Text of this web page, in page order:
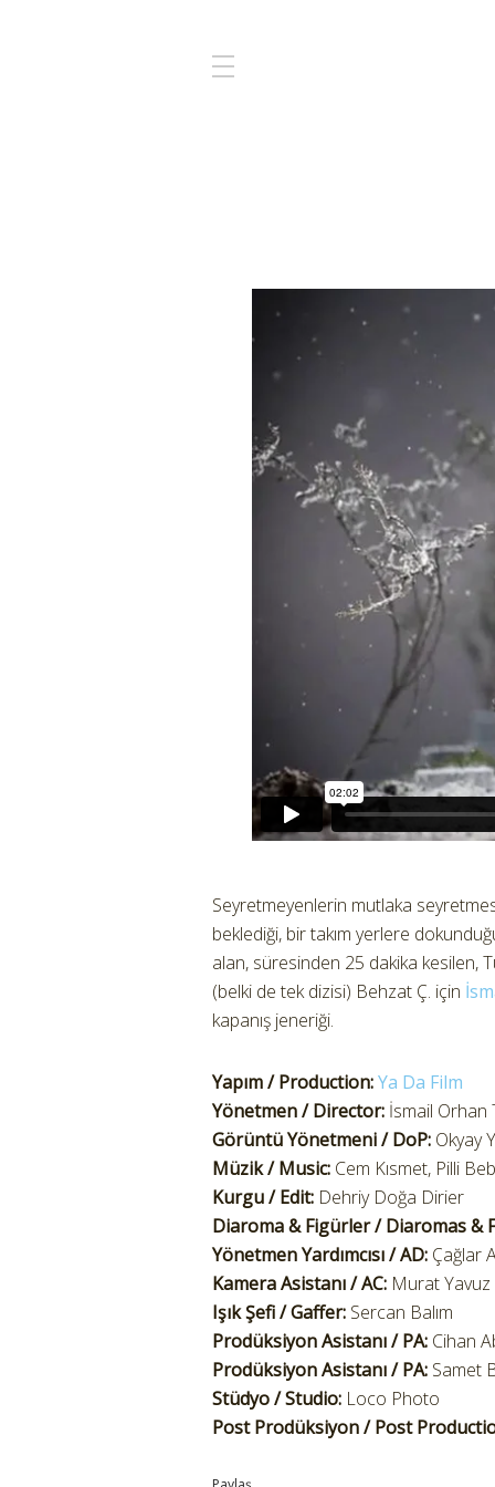
Seyretmeyenlerin mutlaka
beklediği, bir takım yerlere
alan, süresinden 25 dakika kesilen,
(belki de tek dizisi) Behzat Ç. için
kapanış jeneriği.
Yapım / Production:Ya Da Film
Yönetmen / Director: İsmail Orhan
Görüntü Yönetmeni / DoP: Okyay
Müzik / Music: Cem Kısmet, Pilli
Kurgu / Edit: Dehriy Doğa Dirier
Diaroma & Figürler / Diaromas &
Yönetmen Yardımcısı / AD: Çağlar
Kamera Asistanı / AC: Murat Yavuz
Işık Şefi / Gaffer: Sercan Balım
Prodüksiyon Asistanı / PA: Cihan
Prodüksiyon Asistanı / PA: Samet
Stüdyo / Studio: Loco Photo
Post Prodüksiyon / Post